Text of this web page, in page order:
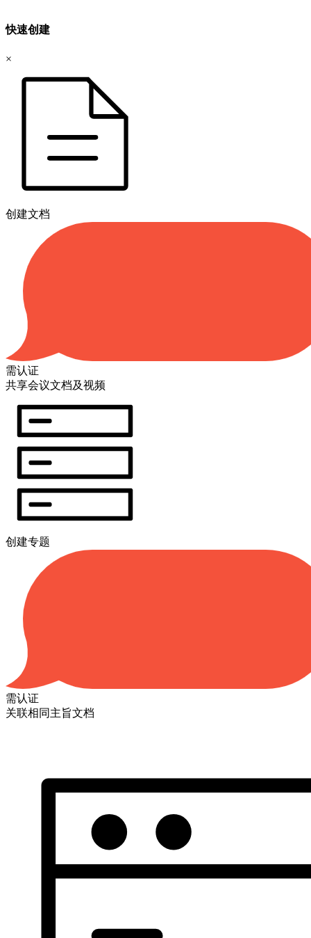
快速创建
×
创建文档
需认证
共享会议文档及视频
创建专题
需认证
关联相同主旨文档